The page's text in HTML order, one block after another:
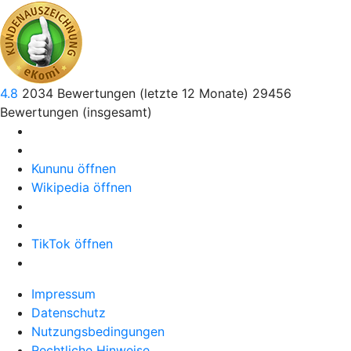
4.8 2034 Bewertungen (letzte 12 Monate) 29456
Bewertungen (insgesamt)
Kununu öffnen
Wikipedia öffnen
TikTok öffnen
Impressum
Datenschutz
Nutzungsbedingungen